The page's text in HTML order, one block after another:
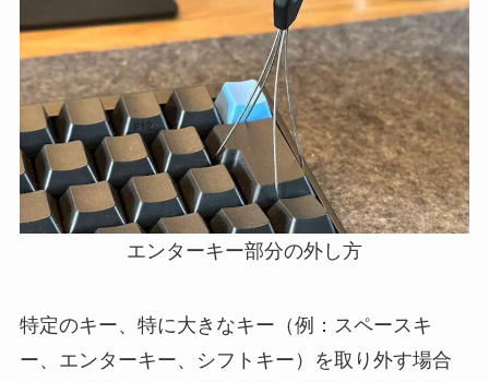
エンターキー部分の外し方
特定のキー、特に大きなキー（例：スペースキ
ー、エンターキー、シフトキー）を取り外す場合